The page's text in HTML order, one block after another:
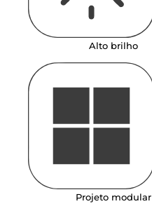
Alto brilho
Projeto modular